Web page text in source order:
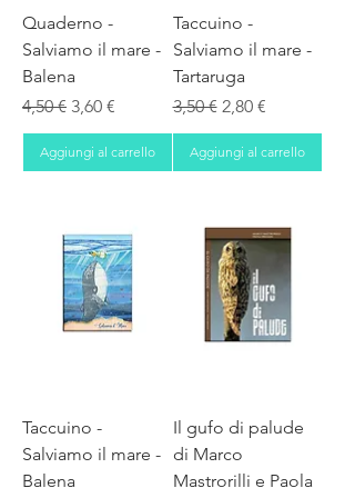
Quaderno -
Salviamo il mare -
Balena
Prezzo regolare
4,50 € Prezzo scontato
3,60 €
Aggiungi al carrello
Taccuino -
Salviamo il mare -
Tartaruga
Prezzo regolare
3,50 € Prezzo scontato
2,80 €
Aggiungi al carrello
Taccuino -
Salviamo il mare -
Balena
Il gufo di palude
di Marco
Mastrorilli e Paola